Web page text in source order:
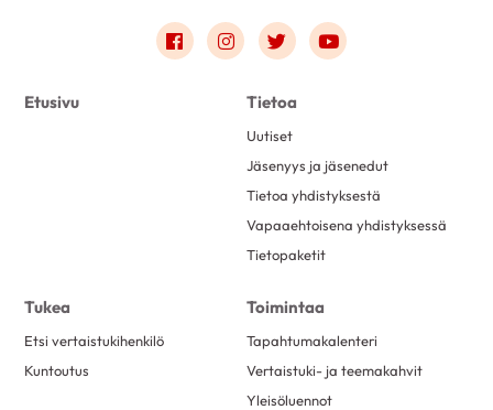
Link to facebook
Link to instagram
Link to twitterLink to youtube
Etusivu Tietoa
Uutiset
Jäsenyys ja jäsenedut
Tietoa yhdistyksestä
Vapaaehtoisena yhdistyksessä
Tietopaketit
Tukea
Etsi vertaistukihenkilö
Kuntoutus
Toimintaa
Tapahtumakalenteri
Vertaistuki- ja teemakahvit
Yleisöluennot